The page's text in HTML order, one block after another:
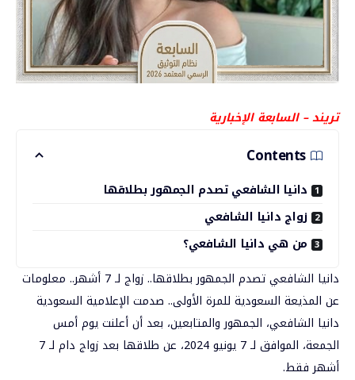
تريند – السابعة الإخبارية
Contents
دانيا الشافعي تصدم الجمهور بطلاقها
زواج دانيا الشافعي
من هي دانيا الشافعي؟
دانيا الشافعي تصدم الجمهور بطلاقها.. زواج لـ 7 أشهر.. معلومات
عن المذيعة السعودية للمرة الأولى.. صدمت الإعلامية السعودية
دانيا الشافعي، الجمهور والمتابعين، بعد أن أعلنت يوم أمس
الجمعة، الموافق لـ 7 يونيو 2024، عن طلاقها بعد زواج دام لـ 7
أشهر فقط.